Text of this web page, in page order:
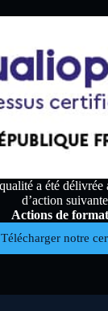
a été délivrée
d’action
Actions de
Télécharger notre